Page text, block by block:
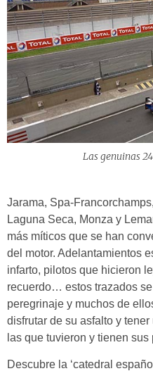
Las genuinas
Jarama, Spa-
Laguna Seca, Monza y
más míticos que se han
del motor. Adelantamientos
infarto, pilotos que hicieron
recuerdo… estos trazados
peregrinaje y muchos de
disfrutar de su asfalto y
las que tuvieron y tienen sus
Descubre la ‘catedral